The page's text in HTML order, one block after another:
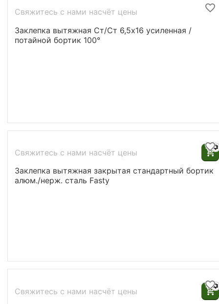
Свяжитесь с нами насчёт цены
Заклепка вытяжная Ст/Ст 6,5х16 усиленная /
потайной бортик 100°
Свяжитесь с нами насчёт цены
Заклепка вытяжная закрытая стандартный бортик
алюм./нерж. сталь Fasty
Свяжитесь с нами насчёт цены